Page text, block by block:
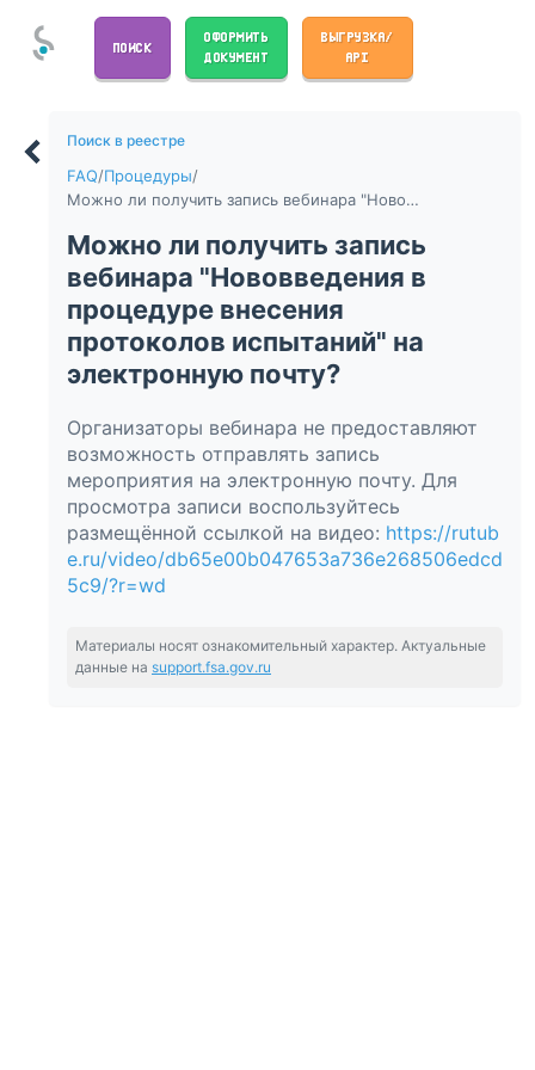
ПОИСК
ОФОРМИТЬ
ДОКУМЕНТ
ВЫГРУЗКА/
API
Поиск в реестре
FAQ/Процедуры/
Можно ли получить запись вебинара "Нововведения в процедуре внесения протоколов испытаний" на электронную почту?
Можно ли получить запись
вебинара "Нововведения в
процедуре внесения
протоколов испытаний" на
электронную почту?
Организаторы вебинара не предоставляют
возможность отправлять запись
мероприятия на электронную почту. Для
просмотра записи воспользуйтесь
размещённой ссылкой на видео: https://rutub
e.ru/video/db65e00b047653a736e268506edcd
5c9/?r=wd
Материалы носят ознакомительный характер. Актуальные
данные на support.fsa.gov.ru